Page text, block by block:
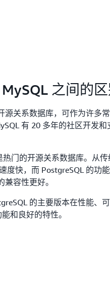
之间的区
源关系数据库，可作为许多
有 20 多年的社区开发
热门的开源关系数据库。从
度快，而 PostgreSQL 的功
容性更好。
的主要版本在性能、
和良好的特性。